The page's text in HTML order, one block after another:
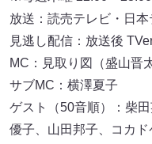
放送：読売テレビ・日
見逃し配信：放送後
MC：見取り図（盛山晋
サブMC：横澤夏子
ゲスト（50音順）：柴
優子、山田邦子、コカド